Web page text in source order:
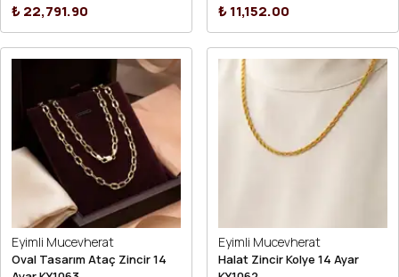
₺ 22,791.90 ₺ 11,152.00
Eyimli Mucevherat
Oval Tasarım Ataç Zincir 14
Eyimli Mucevherat
Halat Zincir Kolye 14 Ayar